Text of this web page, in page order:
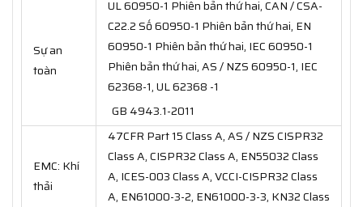
Sự an
toàn
UL 60950-1 Phiên bản thứ hai, CAN / CSA-
C22.2 Số 60950-1 Phiên bản thứ hai, EN
60950-1 Phiên bản thứ hai, IEC 60950-1
Phiên bản thứ hai, AS / NZS 60950-1, IEC
62368-1, UL 62368 -1
GB 4943.1-2011
EMC: Khí
thải
47CFR Part 15 Class A, AS / NZS CISPR32
Class A, CISPR32 Class A, EN55032 Class
A, ICES-003 Class A, VCCI-CISPR32 Class
A, EN61000-3-2, EN61000-3-3, KN32 Class